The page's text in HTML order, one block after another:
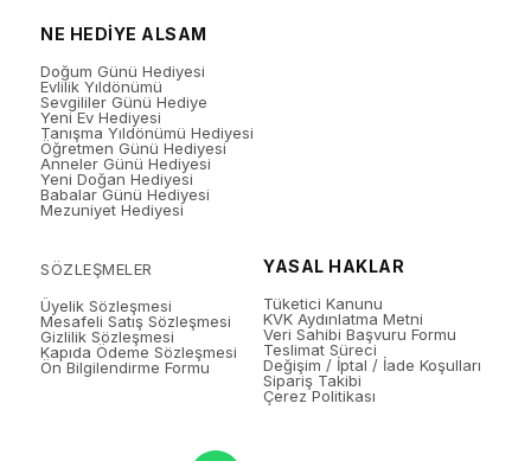
NE HEDİYE ALSAM
Doğum Günü Hediyesi
Evlilik Yıldönümü
Sevgililer Günü Hediye
Yeni Ev Hediyesi
Tanışma Yıldönümü Hediyesi
Öğretmen Günü Hediyesi
Anneler Günü Hediyesi
Yeni Doğan Hediyesi
Babalar Günü Hediyesi
Mezuniyet Hediyesi
SÖZLEŞMELER
Üyelik Sözleşmesi
Mesafeli Satış Sözleşmesi
Gizlilik Sözleşmesi
Kapıda Ödeme Sözleşmesi
Ön Bilgilendirme Formu
YASAL HAKLAR
Tüketici Kanunu
KVK Aydınlatma Metni
Veri Sahibi Başvuru Formu
Teslimat Süreci
Değişim / İptal / İade Koşulları
Sipariş Takibi
Çerez Politikası